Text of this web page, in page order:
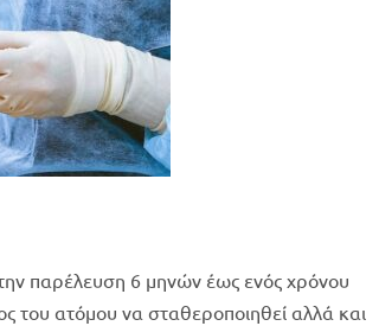
παρέλευση 6 μηνών έως ενός χρόνου
ατόμου να σταθεροποιηθεί αλλά και